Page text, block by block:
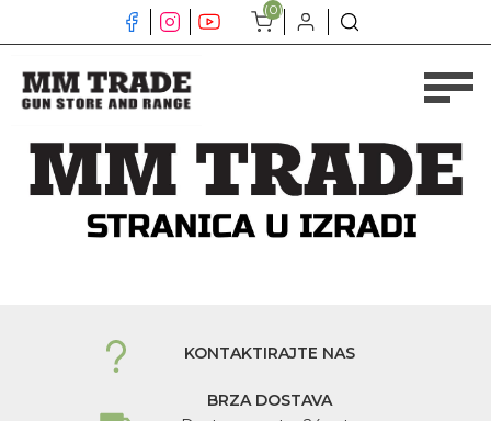
(0)
KONTAKTIRAJTE NAS
BRZA DOSTAVA